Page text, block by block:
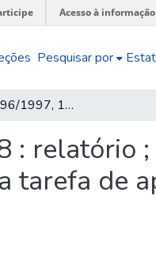
Acesso à informação
Pesquisar por
Ipea 1995, 1996/1997, 1998 : relatório ; trajetória de uma fase de recuperação para levar adiante a tarefa de apoiar o governo e estudar o Brasil
: relatório
tarefa de